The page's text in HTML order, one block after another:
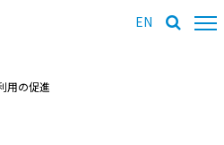
EN
用の促進